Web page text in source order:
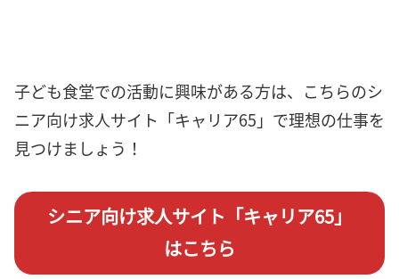
子ども食堂での活動に興味がある方は、こちらのシ
ニア向け求人サイト「キャリア65」で理想の仕事を
見つけましょう！
シニア向け求人サイト「キャリア65」
はこちら